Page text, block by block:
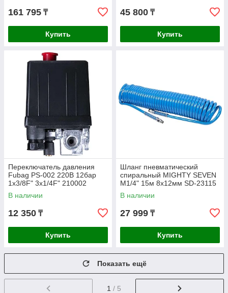
161 795 ₸
Купить
45 800 ₸
Купить
Переключатель давления
Fubag PS-002 220В 12бар
1x3/8F" 3х1/4F" 210002
В наличии
12 350 ₸
Купить
Шланг пневматический
спиральный MIGHTY SEVEN
M1/4" 15м 8х12мм SD-23115
В наличии
27 999 ₸
Купить
Показать ещё
1 / 5